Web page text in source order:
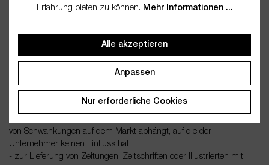
Verbraucher maßgeblich ist oder die eindeutig auf die persönlichen
Bedürfnisse des Verbrauchers zugeschnitten sind;
- zur Lieferung von Waren, die schnell verderben können oder deren
von Schwankungen auf dem Markt abhängt, auf die der
Unternehmer keinen Einfluss hat;
- zur Lieferung von Zeitungen, Zeitschriften oder Illustrierten mit
Erfahrung bieten zu können. Mehr Informationen ...
Alle akzeptieren
Anpassen
Nur erforderliche Cookies